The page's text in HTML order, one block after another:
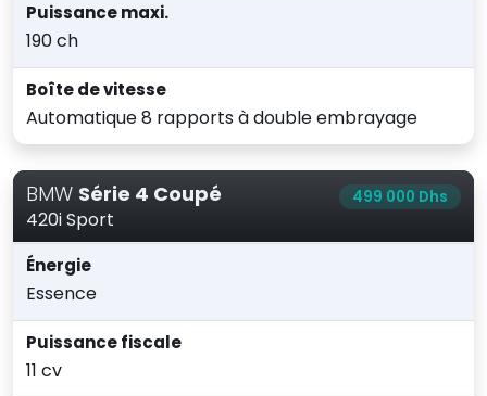
Puissance maxi.
190 ch
Boîte de vitesse
Automatique 8 rapports à double embrayage
BMW Série 4 Coupé
420i Sport
499 000 Dhs
Énergie
Essence
Puissance fiscale
11 cv